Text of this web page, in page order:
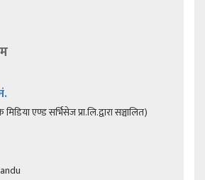
एण्ड सर्भिसेज प्रा.लि.द्वारा सञ्चालित)